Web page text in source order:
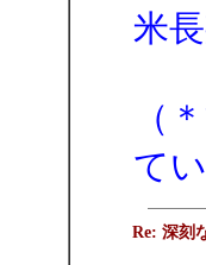
米
（
てい
Re: 深刻